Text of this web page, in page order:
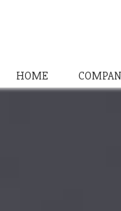
HOME